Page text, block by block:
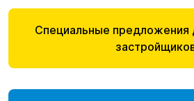
Специальные предложения